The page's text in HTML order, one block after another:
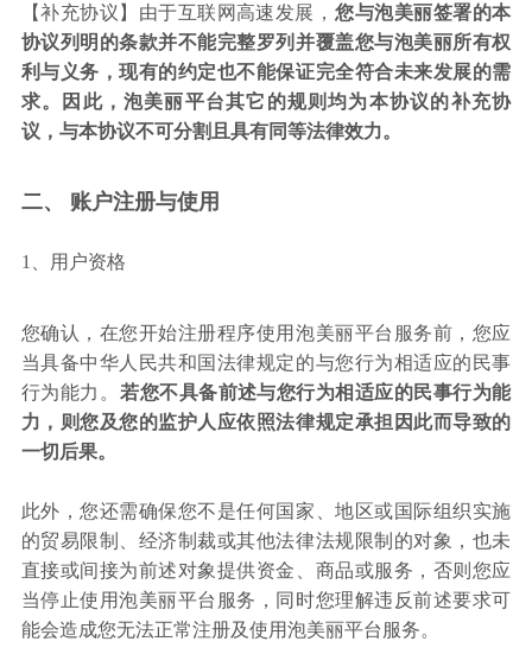
【补充协议】由于互联网高速发展， 您与泡美丽签署的本
协议列明的条款并不能完整罗列并覆盖您与泡美丽所有权
利与义务，现有的约定也不能保证完全符合未来发展的需
求。因此，泡美丽平台其它的规则均为本协议的补充协
议，与本协议不可分割且具有同等法律效力。
二、 账户注册与使用
1、用户资格
您确认，在您开始注册程序使用泡美丽平台服务前，您应
当具备中华人民共和国法律规定的与您行为相适应的民事
行为能力。 若您不具备前述与您行为相适应的民事行为能
力，则您及您的监护人应依照法律规定承担因此而导致的
一切后果。
此外，您还需确保您不是任何国家、地区或国际组织实施
的贸易限制、经济制裁或其他法律法规限制的对象，也未
直接或间接为前述对象提供资金、商品或服务，否则您应
当停止使用泡美丽平台服务，同时您理解违反前述要求可
能会造成您无法正常注册及使用泡美丽平台服务。